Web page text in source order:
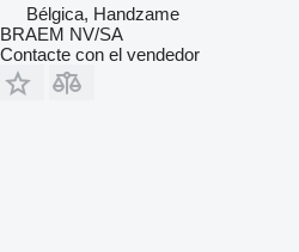
Bélgica, Handzame
BRAEM NV/SA
Contacte con el vendedor